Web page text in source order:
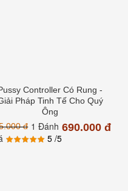
Controller Có Rung -
Pháp Tinh Tế Cho Quý
Ông
đ
690.000 đ
1 Đánh
5 /5